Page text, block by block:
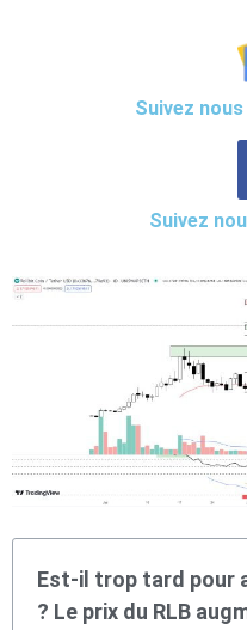
Suivez
Suivez
Est-il trop tard pour
? Le prix du RLB